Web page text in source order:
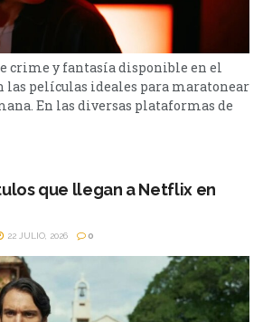
crime y fantasía disponible en el
las películas ideales para maratonear
En las diversas plataformas de
para todos los gustos: desde
de tensión y conspiraciones,
y el esperado regreso de...
que llegan a Netflix en
22 JULIO, 2026 0